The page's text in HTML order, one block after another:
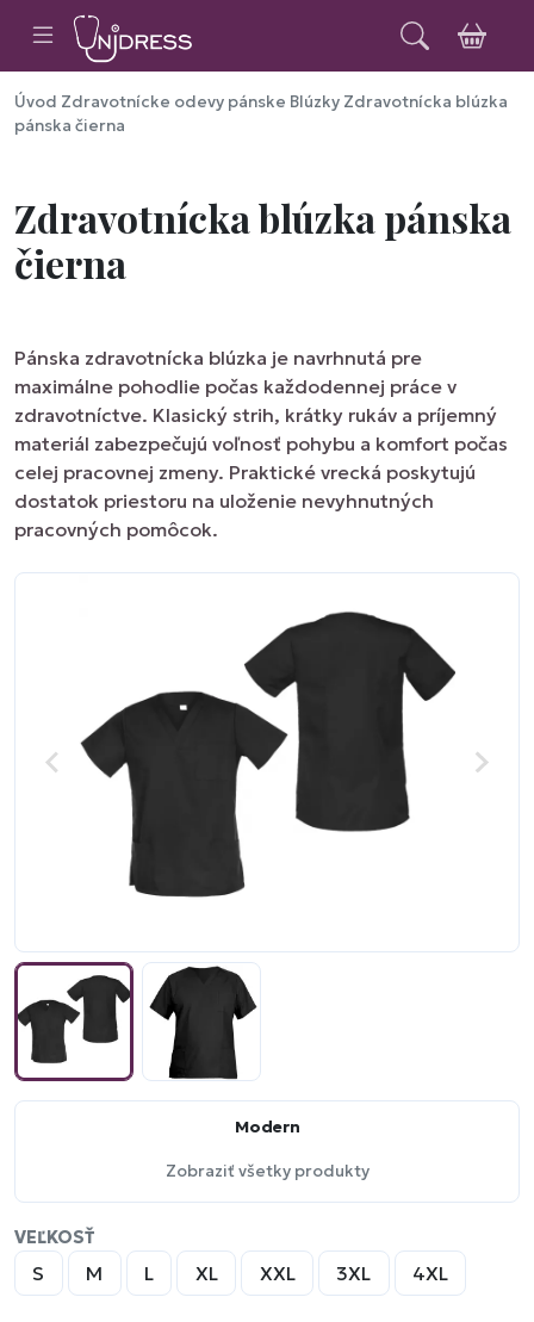
Úvod Zdravotnícke odevy pánske Blúzky Zdravotnícka blúzka
pánska čierna
Modern
Zobraziť všetky produkty
Zdravotnícka blúzka pánska
čierna
Pánska zdravotnícka blúzka je navrhnutá pre
maximálne pohodlie počas každodennej práce v
zdravotníctve. Klasický strih, krátky rukáv a príjemný
materiál zabezpečujú voľnosť pohybu a komfort počas
celej pracovnej zmeny. Praktické vrecká poskytujú
dostatok priestoru na uloženie nevyhnutných
pracovných pomôcok.
VEĽKOSŤ
S M L XL XXL 3XL 4XL